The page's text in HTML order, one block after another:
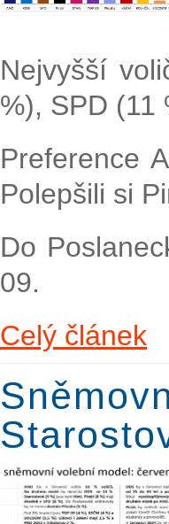
Nejvyšší
%), SPD (11
Preference
Polepšili si
Do
09.
Celý článek